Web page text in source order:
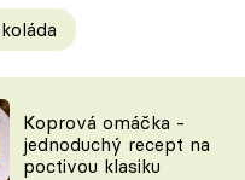
Prima LAJK
Sledujte nás
Koprová omáčka -
jednoduchý recept na
poctivou klasiku